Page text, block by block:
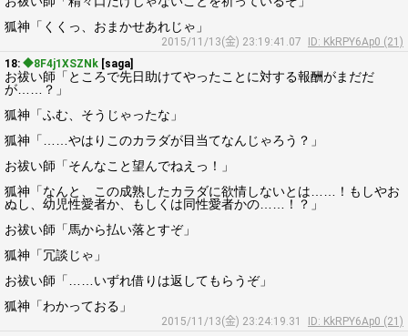
狐神「くくっ、おまかせあれじゃ」
2015/11/13(金) 23:19:41.07
ID: KkRPY6Ap0 (21)
18: ◆8F4j1XSZNk [saga]
お祓い師「ところで先日助けてやったことに対する報酬がまだだ
が……？」
狐神「ふむ、そうじゃったな」
狐神「……やはりこのカラダが目当てなんじゃろう？」
お祓い師「そんなこと望んでねえっ！」
狐神「なんと、この成熟したカラダに欲情しないとは……！もしやお
ぬし、幼児性愛者か、もしくは同性愛者かの……！？」
お祓い師「馬から払い落とすぞ」
狐神「冗談じゃ」
お祓い師「……いずれ借りは返してもらうぞ」
狐神「わかっておる」
2015/11/13(金) 23:24:19.31
ID: KkRPY6Ap0 (21)